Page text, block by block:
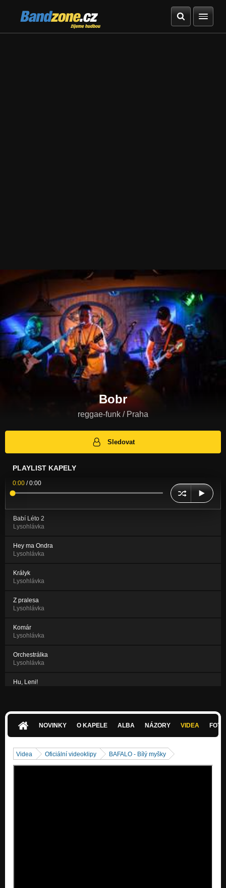
Bandzone.cz
žijeme hudbou
Bobr
reggae-funk / Praha
Sledovat
PLAYLIST KAPELY
0:00 /0:00
Babí Léto 2
Lysohlávka
Hey ma Ondra
Lysohlávka
Krályk
Lysohlávka
Z pralesa
Lysohlávka
Komár
Lysohlávka
Orchestrálka
Lysohlávka
Hu, Leni!
Čtyři ribana
NOVINKY O KAPELE ALBA NÁZORY VIDEA
Videa Oficiální videoklipy BAFALO - Bílý myšky